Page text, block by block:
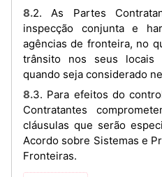
8.2. As Partes Contratantes deverão facilitar a
inspecção conjunta e
agências de fronteira, no
trânsito nos seus locais
quando seja considerado
8.3. Para efeitos do controlo de fronteira, as Partes
Contratantes
cláusulas que serão
Acordo sobre Sistemas e
Fronteiras.